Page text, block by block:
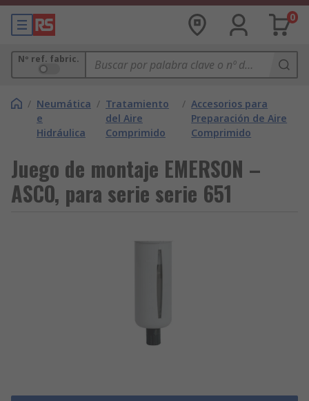
0
Nº ref. fabric.
/ Neumática
e
Hidráulica
/ Tratamiento
del Aire
Comprimido
/ Accesorios para
Preparación de Aire
Comprimido
Juego de montaje EMERSON –
ASCO, para serie serie 651